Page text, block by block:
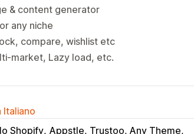
& content generator
any niche
compare, wishlist etc
market, Lazy load, etc.
Italiano
Shopify Appstle, Trustoo, Any Theme